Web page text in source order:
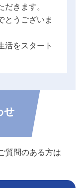
きます。
とうございま
活をスタート
せ
質問のある方は